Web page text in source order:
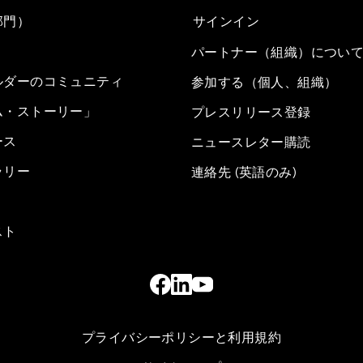
）
ーのコミュニティ
ストーリー」
リー
サインイン
パートナー（組織）につい
参加する（個人、組織）
プレスリリース登録
ニュースレター購読
連絡先 (英語のみ)
プライバシーポリシーと利用規約